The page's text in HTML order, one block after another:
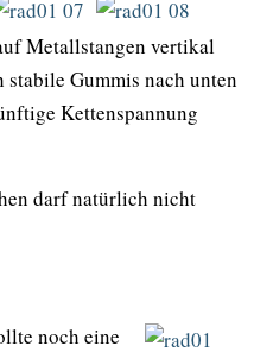
Metallstangen vertikal
stabile Gummis nach unten
Kettenspannung
darf natürlich nicht
noch eine